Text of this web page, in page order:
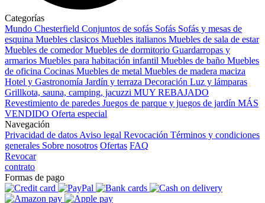
Categorías
Mundo Chesterfield Conjuntos de sofás Sofás Sofás y mesas de
esquina Muebles clasicos Muebles italianos Muebles de sala de estar
Muebles de comedorMuebles de dormitorio Guardarropas y
armarios Muebles para habitación infantil Muebles de baño Muebles
de oficina Cocinas Muebles de metal Muebles de madera maciza
Hotel y Gastronomía Jardín y terraza Decoración Luz y lámparas
Grillkota, sauna, camping, jacuzzi MUY REBAJADO
Revestimiento de paredes Juegos de parque y juegos de jardín MÁS
VENDIDO Oferta especial
Navegación
Privacidad de datos Aviso legal Revocación Términos y condiciones
generales Sobre nosotros Ofertas FAQ
Revocar
contrato
Formas de pago